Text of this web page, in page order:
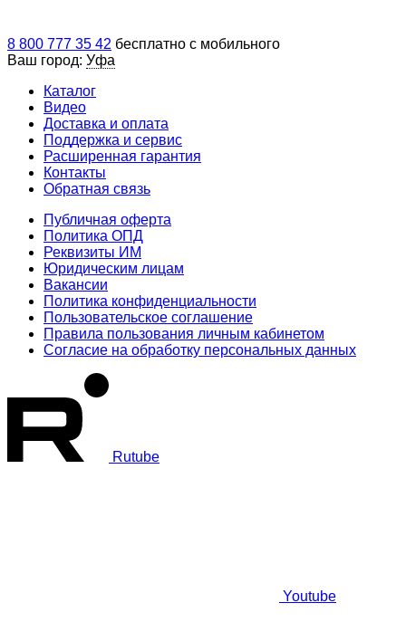
8 800 777 35 42 бесплатно с мобильного
Ваш город: Уфа
Каталог
Видео
Доставка и оплата
Поддержка и сервис
Расширенная гарантия
Контакты
Обратная связь
Публичная оферта
Политика ОПД
Реквизиты ИМ
Юридическим лицам
Вакансии
Политика конфиденциальности
Пользовательское соглашение
Правила пользования личным кабинетом
Согласие на обработку персональных данных
Rutube
Youtube